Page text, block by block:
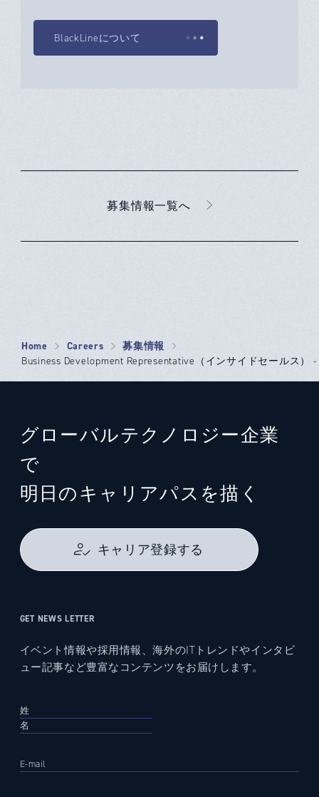
BlackLineについて
募集情報一覧へ
Home Careers 募集情報
Business Development Representative（インサイドセールス）
グローバルテクノロジー企業
で
明日のキャリアパスを描く
キャリア登録する
GET NEWS LETTER
イベント情報や採用情報、海外のITトレンドやインタビ
ュー記事など豊富なコンテンツをお届けします。